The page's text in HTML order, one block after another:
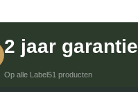
2 jaar garantie
Op alle Label51 producten